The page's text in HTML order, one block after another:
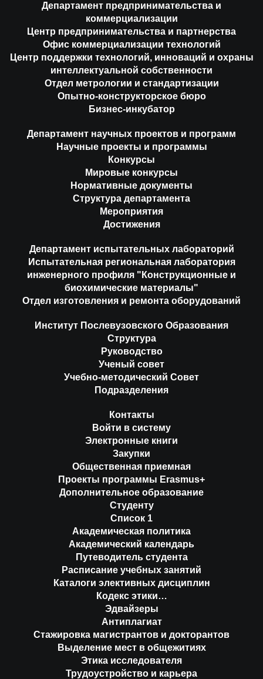
Департамент предпринимательства и
коммерциализации
Центр предпринимательства и партнерства
Офис коммерциализации технологий
Центр поддержки технологий, инноваций и охраны
интеллектуальной собственности
Отдел метрологии и стандартизации
Опытно-конструкторское бюро
Бизнес-инкубатор
Департамент научных проектов и программ
Научные проекты и программы
Конкурсы
Мировые конкурсы
Нормативные документы
Структура департамента
Мероприятия
Достижения
Департамент испытательных лабораторий
Испытательная региональная лаборатория
инженерного профиля "Конструкционные и
биохимические материалы"
Отдел изготовления и ремонта оборудований
Институт Послевузовского Образования
Структура
Руководство
Ученый совет
Учебно-методический Совет
Подразделения
Контакты
Войти в систему
Электронные книги
Закупки
Общественная приемная
Проекты программы Erasmus+
Дополнительное образование
Студенту
Список 1
Академическая политика
Академический календарь
Путеводитель студента
Расписание учебных занятий
Каталоги элективных дисциплин
Кодекс этики…
Эдвайзеры
Антиплагиат
Стажировка магистрантов и докторантов
Выделение мест в общежитиях
Этика исследователя
Трудоустройство и карьера